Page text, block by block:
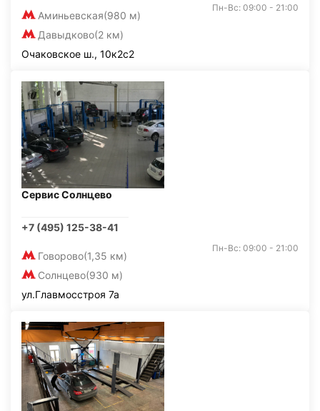
Аминьевская(980 м)
Давыдково(2 км)
Пн-Вс: 09:00 - 21:00
Очаковское ш., 10к2с2
Сервис Солнцево
+7 (495) 125-38-41
Говорово(1,35 км)
Солнцево(930 м)
Пн-Вс: 09:00 - 21:00
ул.Главмосстроя 7а